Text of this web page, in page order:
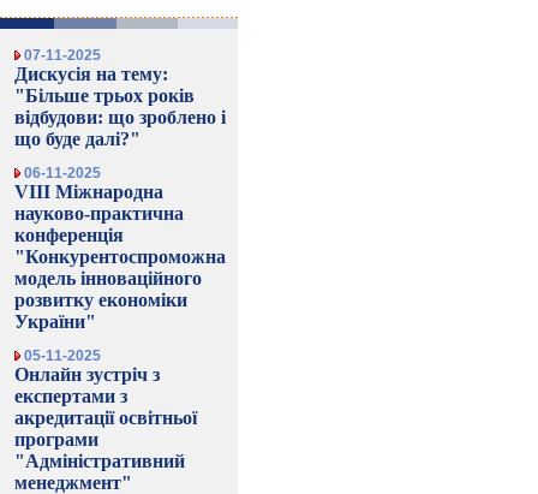
07-11-2025
Дискусія на тему:
"Більше трьох років
відбудови: що зроблено і
що буде далі?"
06-11-2025
VIII Міжнародна
науково-практична
конференція
"Конкурентоспроможна
модель інноваційного
розвитку економіки
України"
05-11-2025
Онлайн зустріч з
експертами з
акредитації освітньої
програми
"Адміністративний
менеджмент"